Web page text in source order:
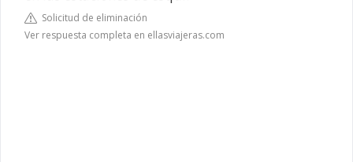
Solicitud de eliminación
Ver respuesta completa en ellasviajeras.com